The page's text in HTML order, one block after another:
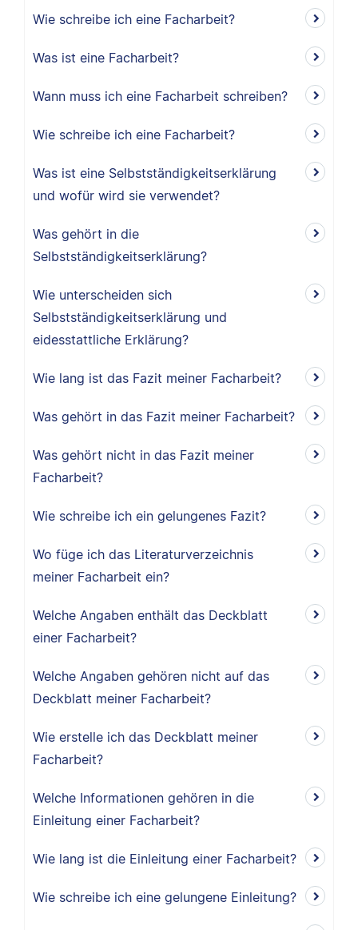
Wie schreibe ich eine Facharbeit?
Was ist eine Facharbeit?
Wann muss ich eine Facharbeit schreiben?
Wie schreibe ich eine Facharbeit?
Was ist eine Selbstständigkeitserklärung
und wofür wird sie verwendet?
Was gehört in die
Selbstständigkeitserklärung?
Wie unterscheiden sich
Selbstständigkeitserklärung und
eidesstattliche Erklärung?
Wie lang ist das Fazit meiner Facharbeit?
Was gehört in das Fazit meiner Facharbeit?
Was gehört nicht in das Fazit meiner
Facharbeit?
Wie schreibe ich ein gelungenes Fazit?
Wo füge ich das Literaturverzeichnis
meiner Facharbeit ein?
Welche Angaben enthält das Deckblatt
einer Facharbeit?
Welche Angaben gehören nicht auf das
Deckblatt meiner Facharbeit?
Wie erstelle ich das Deckblatt meiner
Facharbeit?
Welche Informationen gehören in die
Einleitung einer Facharbeit?
Wie lang ist die Einleitung einer Facharbeit?
Wie schreibe ich eine gelungene Einleitung?